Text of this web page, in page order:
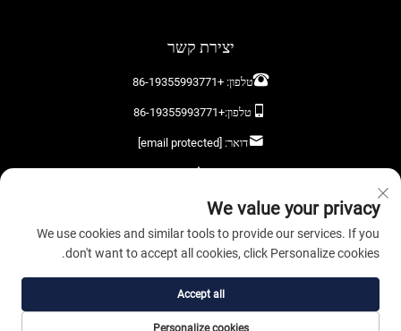
יצירת קשר
טלפון:+86-19355993771
טלפון:+86-19355993771
דואר:
השאירו לנו הודעה
We value your privacy
We use cookies and similar tools to provide our services. If you
don't want to accept all cookies, click Personalize cookies.
Personalize cookies
Accept all